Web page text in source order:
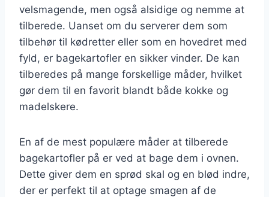
velsmagende, men også alsidige og nemme at
tilberede. Uanset om du serverer dem som
tilbehør til kødretter eller som en hovedret med
fyld, er bagekartofler en sikker vinder. De kan
tilberedes på mange forskellige måder, hvilket
gør dem til en favorit blandt både kokke og
madelskere.
En af de mest populære måder at tilberede
bagekartofler på er ved at bage dem i ovnen.
Dette giver dem en sprød skal og en blød indre,
der er perfekt til at optage smagen af de